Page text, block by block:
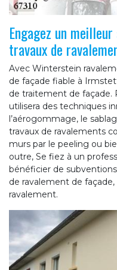
Engagez un
travaux de
Avec Winterstein
de façade fiable à
de traitement de façade.
utilisera des techniques
l’aérogommage, le
travaux de ravalements
murs par le peeling ou
outre, Se fiez à un
bénéficier de
de ravalement de
ravalement.